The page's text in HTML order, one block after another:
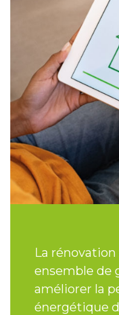
La
ensemble de
améliorer la
énergétique